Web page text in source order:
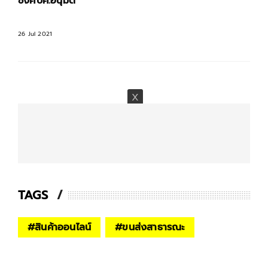
26 Jul 2021
TAGS
#สินค้าออนไลน์ #ขนส่งสาธารณะ